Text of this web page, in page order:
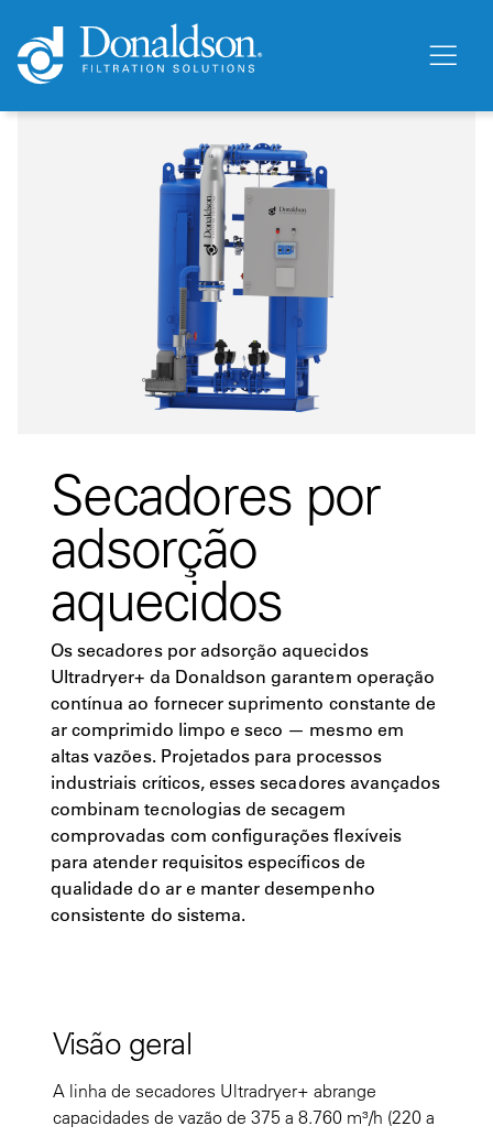
Secadores por
adsorção
aquecidos
Os secadores por adsorção aquecidos
Ultradryer+ da Donaldson garantem operação
contínua ao fornecer suprimento constante de
ar comprimido limpo e seco — mesmo em
altas vazões. Projetados para processos
industriais críticos, esses secadores avançados
combinam tecnologias de secagem
comprovadas com configurações flexíveis
para atender requisitos específicos de
qualidade do ar e manter desempenho
consistente do sistema.
Visão geral
A linha de secadores Ultradryer+ abrange
capacidades de vazão de 375 a 8.760 m³/h (220 a